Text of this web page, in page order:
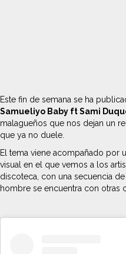
Este fin de semana se ha
Samueliyo Baby ft Sami
malagueños que nos dejan un
que ya no duele.
El tema viene acompañado por
visual en el que vemos a los
discoteca, con una secuencia
hombre se encuentra con otras